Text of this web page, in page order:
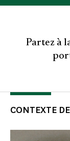
Partez à
CONTEXTE